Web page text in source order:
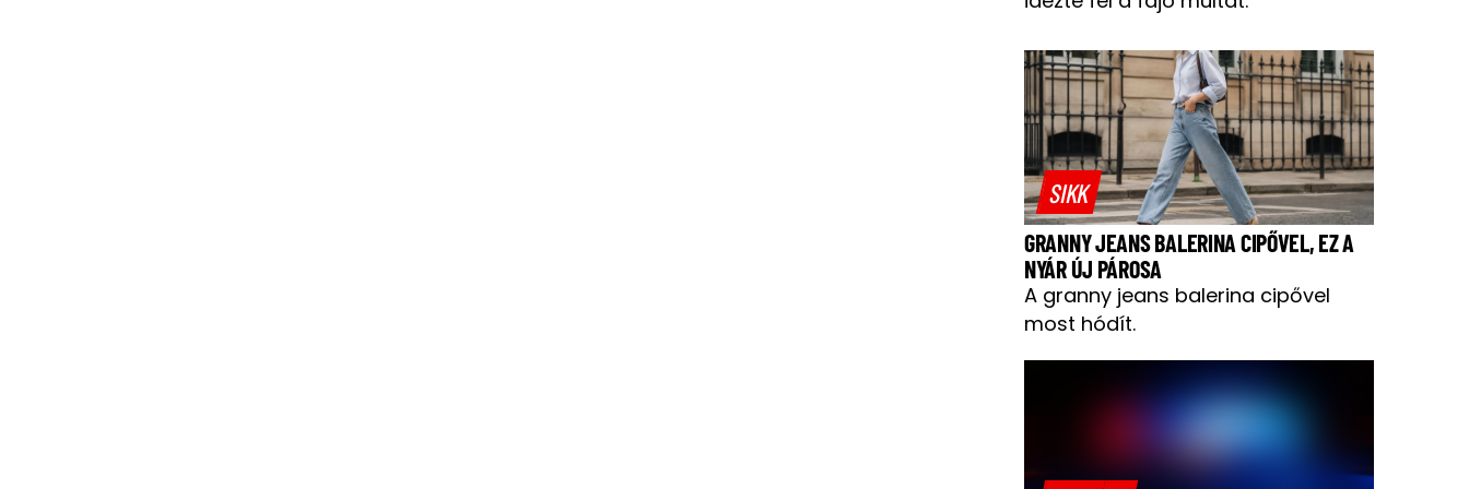
SIKK
GRANNY JEANS BALERINA CIPŐVEL, EZ A
NYÁR ÚJ PÁROSA
A granny jeans balerina cipővel
most hódít.